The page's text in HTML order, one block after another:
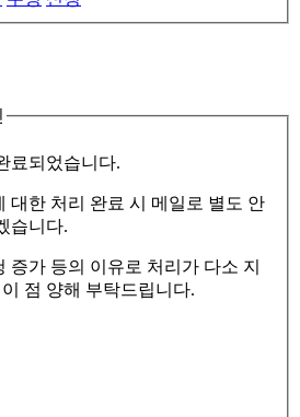
료되었습니다.
대한 처리 완료 시 메일로 별도 안
습니다.
증가 등의 이유로 처리가 다소 지
점 양해 부탁드립니다.